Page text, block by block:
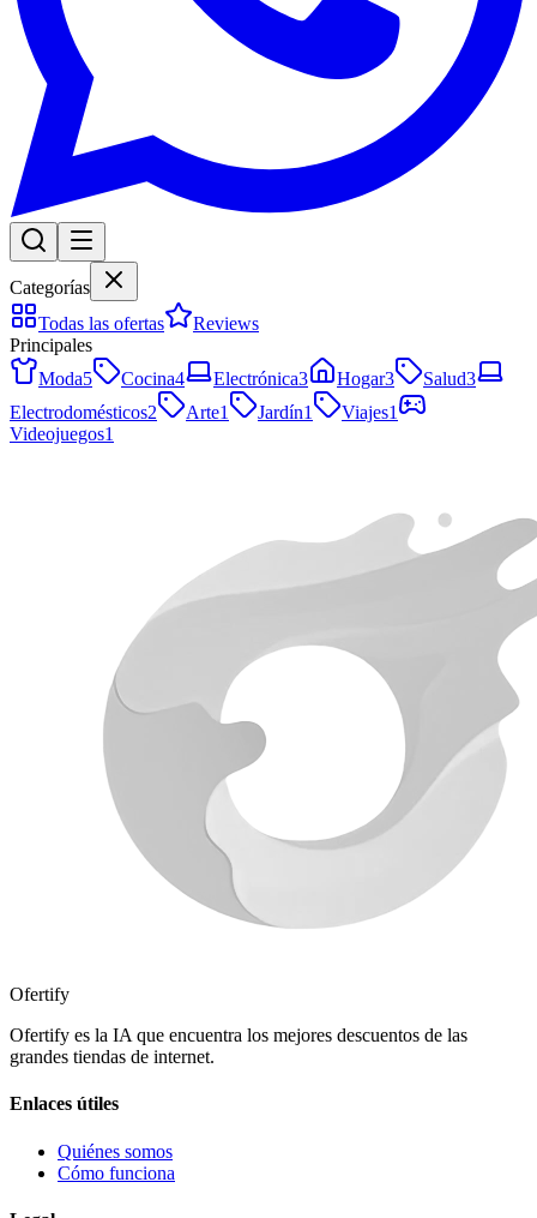
Categorías
Todas las ofertas
Reviews
Principales
Moda5 Cocina4 Electrónica3 Hogar3 Salud3
Electrodomésticos2 Arte1 Jardín1 Viajes1
Videojuegos1
Ofertify
Ofertify es la IA que encuentra los mejores descuentos de las
grandes tiendas de internet.
Enlaces útiles
Quiénes somos
Cómo funciona